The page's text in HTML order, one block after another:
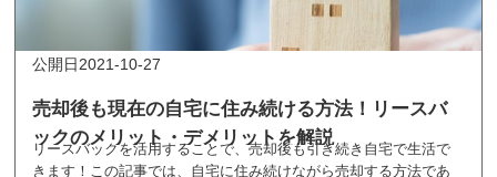
売却後も現在の自宅に住み続ける方法！リースバ
ックのメリット・デメリットを解説
2021-10-27
リースバックを活用することで、売却後も引き続き自宅で生活で
きます！この記事では、自宅に住み続けながら売却する方法であ